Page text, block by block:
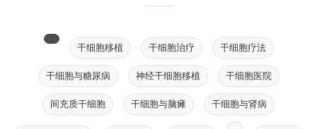
干细胞移植 干细胞治疗 干细胞疗法
干细胞与糖尿病 神经干细胞移植 干细胞医院
间充质干细胞 干细胞与脑瘫 干细胞与肾病